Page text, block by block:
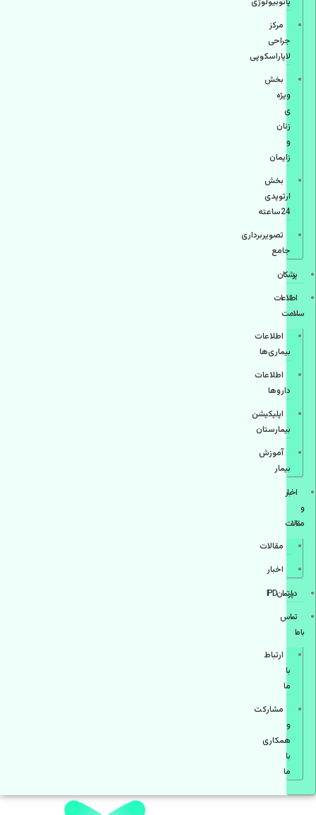
مرکز
جراحی
لاپاراسکوپی
بخش
ویژه
ی
زنان
و
زایمان
بخش
ارتوپدی
24ساعته
تصویربرداری
جامع
پزشكان
اطلاعات
سلامت
اطلاعات
بیماری‌ها
اطلاعات
دارو‌ها
اپليكيشن
بيمارستان
آموزش
بیمار
اخبار
و
مقالات
مقالات
اخبار
دپارتمانIPD
تماس
با ما
ارتباط
با
ما
مشاركت
و
همكاری
با
ما